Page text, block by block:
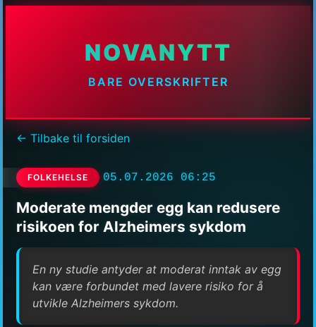
NOVANYTT
BARE OVERSKRIFTER
← Tilbake til forsiden
FOLKEHELSE 05.07.2026 06:25
Moderate mengder egg kan redusere
risikoen for Alzheimers sykdom
En ny studie antyder at moderat inntak av egg
kan være forbundet med lavere risiko for å
utvikle Alzheimers sykdom.